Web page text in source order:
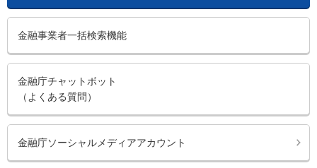
金融事業者一括検索機能
金融庁チャットボット
（よくある質問）
金融庁ソーシャルメディアアカウント